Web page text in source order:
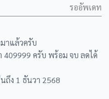
รออัพเดท
าแล้วครับ
409999 ครับ พร้อม จบ ลดได้
ถึง 1 ธันวา 2568